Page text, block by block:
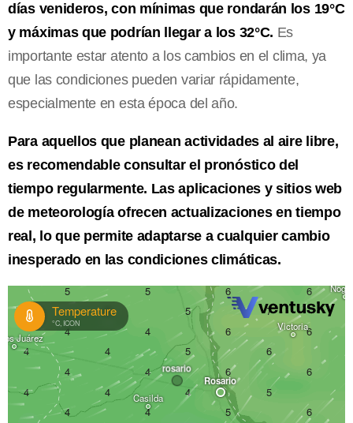
días venideros, con mínimas que rondarán los 19°C
y máximas que podrían llegar a los 32°C. Es
importante estar atento a los cambios en el clima, ya
que las condiciones pueden variar rápidamente,
especialmente en esta época del año.
Para aquellos que planean actividades al aire libre,
es recomendable consultar el pronóstico del
tiempo regularmente. Las aplicaciones y sitios web
de meteorología ofrecen actualizaciones en tiempo
real, lo que permite adaptarse a cualquier cambio
inesperado en las condiciones climáticas.